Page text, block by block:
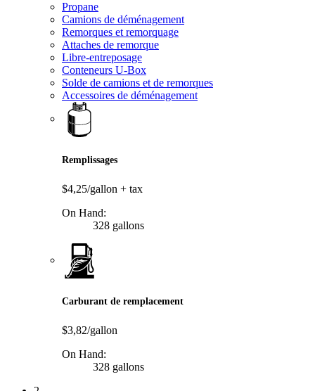
Propane
Camions de déménagement
Remorques et remorquage
Attaches de remorque
Libre-entreposage
Conteneurs U-Box
Solde de camions et de remorques
Accessoires de déménagement
Remplissages
$4,25/gallon + tax
On Hand:
328 gallons
Carburant de remplacement
$3,82/gallon
On Hand:
328 gallons